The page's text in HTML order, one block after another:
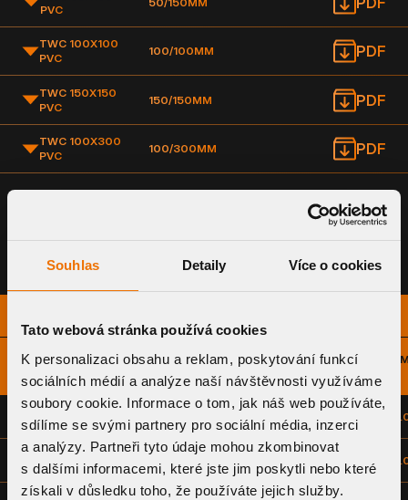
Souhlas Detaily Více o cookies
Tato webová stránka používá cookies
K personalizaci obsahu a reklam, poskytování funkcí
sociálních médií a analýze naší návštěvnosti využíváme
soubory cookie. Informace o tom, jak náš web používáte,
sdílíme se svými partnery pro sociální média, inzerci
a analýzy. Partneři tyto údaje mohou zkombinovat
s dalšími informacemi, které jste jim poskytli nebo které
získali v důsledku toho, že používáte jejich služby.
PVC
TWC 100X100
PVC
100/100MM PDF
TWC 150X150
PVC
150/150MM PDF
TWC 100X300
PVC
100/300MM PDF
TABULKA PRŮTOKU
NÁZEV VÝROBKU
TOPWET
TYP
ODVODNĚNÍ
ROZMĚR
(DN)
5